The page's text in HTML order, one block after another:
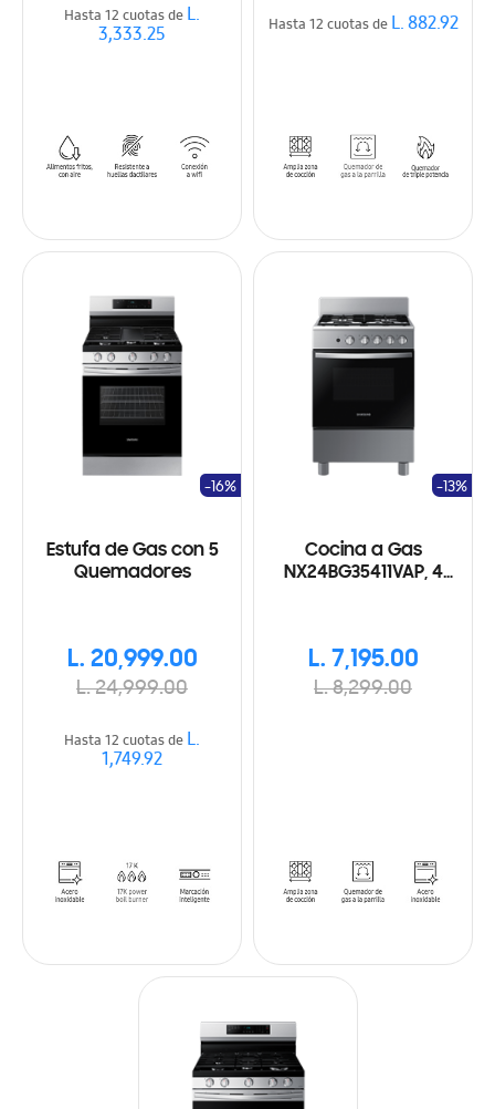
Hasta 12 cuotas deL.
3,333.25 Hasta 12 cuotas deL. 882.92
Estufa de Gas con 5
Quemadores
L. 20,999.00
L. 24,999.00
-16%
Hasta 12 cuotas deL.
1,749.92
Cocina a Gas
NX24BG35411VAP, 4
L. 7,195.00
L. 8,299.00
-13%